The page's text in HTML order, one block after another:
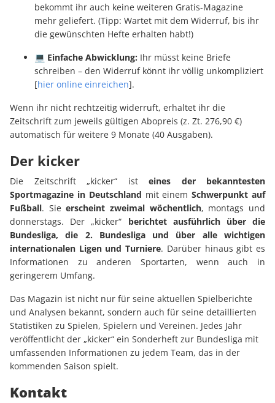
bekommt ihr auch keine weiteren Gratis-Magazine
mehr geliefert. (Tipp: Wartet mit dem Widerruf, bis ihr
die gewünschten Hefte erhalten habt!)
💻 Einfache Abwicklung: Ihr müsst keine Briefe
schreiben – den Widerruf könnt ihr völlig unkompliziert
[hier online einreichen].
Wenn ihr nicht rechtzeitig widerruft, erhaltet ihr die
Zeitschrift zum jeweils gültigen Abopreis (z. Zt. 276,90 €)
automatisch für weitere 9 Monate (40 Ausgaben).
Der kicker
Die Zeitschrift „kicker“ ist eines der bekanntesten
Sportmagazine in Deutschland mit einemSchwerpunkt auf
Fußball. Sieerscheint zweimal wöchentlich, montags und
donnerstags. Der „kicker“ berichtet ausführlich über die
Bundesliga, die 2. Bundesliga und über alle wichtigen
internationalen Ligen und Turniere. Darüber hinaus gibt es
Informationen zu anderen Sportarten, wenn auch in
geringerem Umfang.
Das Magazin ist nicht nur für seine aktuellen Spielberichte
und Analysen bekannt, sondern auch für seine detaillierten
Statistiken zu Spielen, Spielern und Vereinen. Jedes Jahr
veröffentlicht der „kicker“ ein Sonderheft zur Bundesliga mit
umfassenden Informationen zu jedem Team, das in der
kommenden Saison spielt.
Kontakt